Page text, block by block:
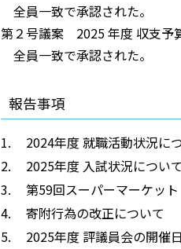
全員一致で承認された。
第２号議案 2025 年度 収支予
全員一致で承認された。
報告事項
2024年度 就職活動状況に
2025年度 入試状況について
第59回スーパーマーケッ
寄附行為の改正について
2025年度 評議員会の開催